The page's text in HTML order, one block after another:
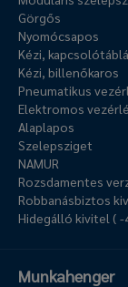
Görgős
Nyomócsapos
Kézi,
Kézi, billenőkaros
Pneumatikus
Elektromos
Alaplapos
Szelepsziget
NAMUR
Rozsdamentes
Robbanásbiztos
Hidegálló kivitel ( -
Munkahenger